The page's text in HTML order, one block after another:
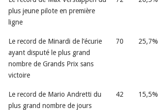
plus jeune pilote en première
ligne
Le record de Minardi de l’écurie
ayant disputé le plus grand
nombre de Grands Prix sans
victoire
70 25,7%
Le record de Mario Andretti du
plus grand nombre de jours
42 15,5%